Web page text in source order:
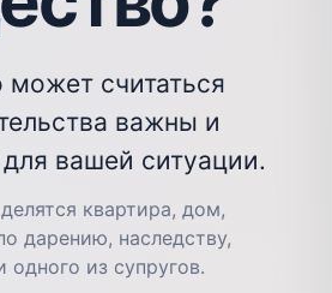
считаться
важны и
вашей ситуации.
квартира, дом,
дарению, наследству,
одного из супругов.